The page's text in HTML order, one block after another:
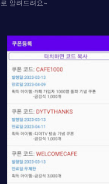
알려드려요~